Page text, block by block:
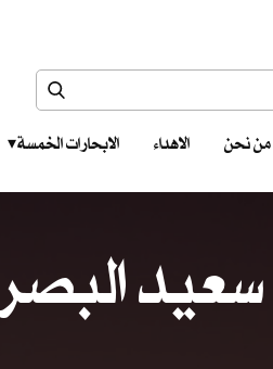
من نحن الاهداء الابحارات الخمسة ‎ ‎ ‎